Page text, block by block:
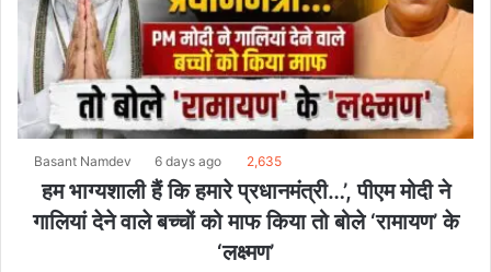
Basant Namdev 6 days ago 2,635
हम भाग्यशाली हैं कि हमारे प्रधानमंत्री…’, पीएम मोदी ने
गालियां देने वाले बच्चों को माफ किया तो बोले ‘रामायण’ के
‘लक्ष्मण’